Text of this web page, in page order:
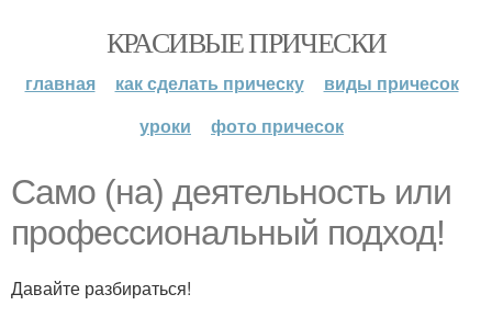
КРАСИВЫЕ ПРИЧЕСКИ
главная как сделать прическу
виды причесок
уроки
фото причесок
Само (на) деятельность или
профессиональный подход!
Давайте разбираться!